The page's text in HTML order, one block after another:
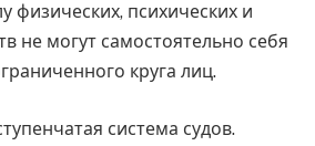
физических, психических и
не могут самостоятельно себя
круга лиц.
система судов.